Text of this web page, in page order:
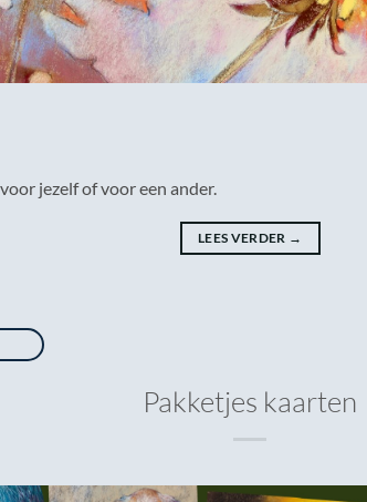
jezelf of voor een ander.
LEES VERDER →
Pakketjes kaarten